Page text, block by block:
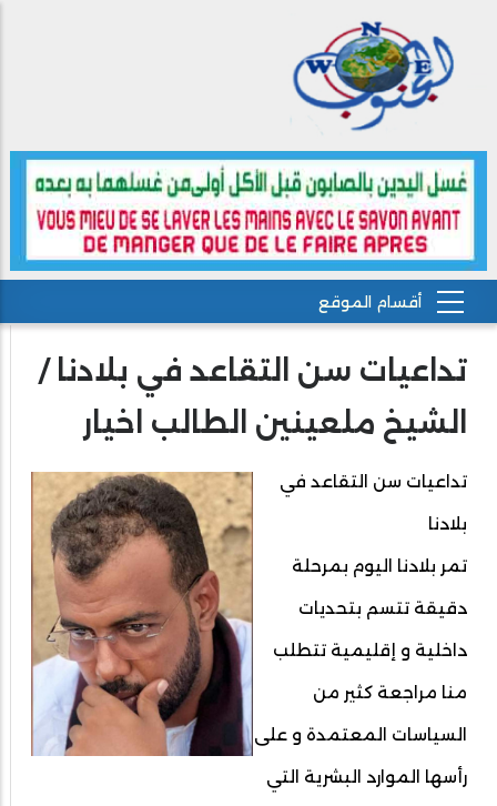
تداعيات سن التقاعد في بلادنا /
الشيخ ملعينين الطالب اخيار
تداعيات سن التقاعد في
بلادنا
تمر بلادنا اليوم بمرحلة
دقيقة تتسم بتحديات
داخلية و إقليمية تتطلب
منا مراجعة كثير من
السياسات المعتمدة و على
رأسها الموارد البشرية التي